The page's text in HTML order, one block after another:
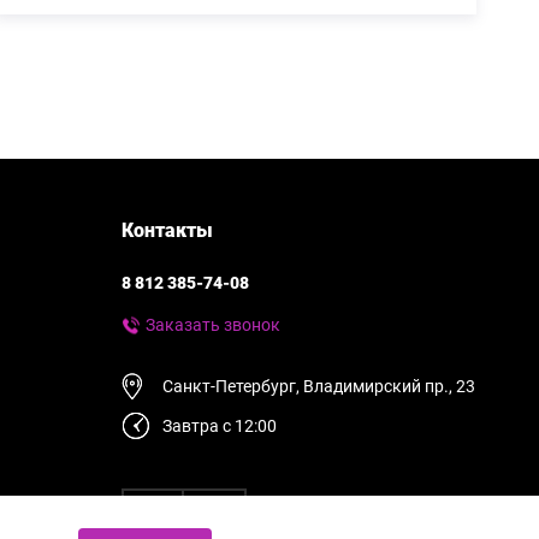
Контакты
8 812 385-74-08
Заказать звонок
Санкт-Петербург, Владимирский пр., 23
Завтра с 12:00